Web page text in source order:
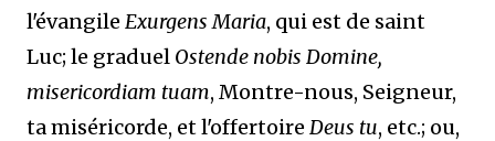
l'évangile Exurgens Maria, qui est de saint
Luc; le graduel Ostende nobis Domine,
misericordiam tuam, Montre-nous, Seigneur,
ta miséricorde, et l'offertoire Deus tu, etc.; ou,